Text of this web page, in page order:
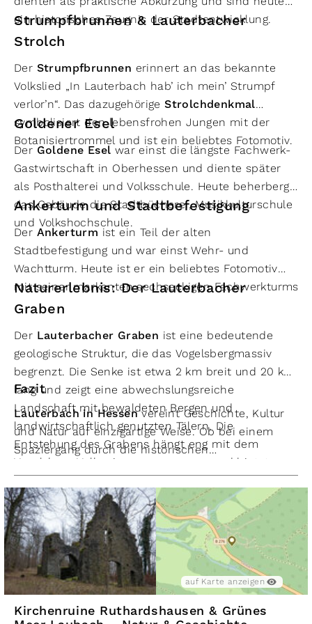
ein historisches Zeugnis der Stadtentwicklung.
Strumpfbrunnen & Lauterbacher
Strolch
Der Strumpfbrunnen erinnert an das bekannte
Volkslied „In Lauterbach hab’ ich mein’ Strumpf
verlor’n“. Das dazugehörige Strolchdenkmal
symbolisiert den lebensfrohen Jungen mit der
Botanisiertrommel und ist ein beliebtes Fotomotiv.
Goldener Esel
Der Goldene Esel war einst die längste Fachwerk-
Gastwirtschaft in Oberhessen und diente später
als Posthalterei und Volksschule. Heute beherbergt
das Gebäude die Stadtbücherei, Musikkulturschule
und Volkshochschule.
Ankerturm und Stadtbefestigung
Der Ankerturm ist ein Teil der alten
Stadtbefestigung und war einst Wehr- und
Wachtturm. Heute ist er ein beliebtes Fotomotiv
mit seiner markanten sechseckigen
Naturerlebnis: Der Lauterbacher
Graben
Der Lauterbacher Graben ist eine bedeutende
geologische Struktur, die das Vogelsbergmassiv
begrenzt. Die Senke ist etwa 2 km breit und 20 km
lang und zeigt eine abwechslungsreiche
Landschaft mit bewaldeten Bergen und
landwirtschaftlich genutzten Tälern. Die
Entstehung des Grabens hängt eng mit dem
Vogelsberg-Vulkanismus zusammen und bietet
spannende Einblicke in die Erdgeschichte.
Fazit
Lauterbach in Hessenvereint Geschichte, Kultur
und Natur auf einzigartige Weise. Ob bei einem
Spaziergang durch die historischen
einer Wanderung im Lauterbacher Graben – die
Stadt bietet für jeden Besucher
abwechslungsreiche Erlebnisse.
auf Karte anzeigen
Kirchenruine Ruthardshausen & Grünes